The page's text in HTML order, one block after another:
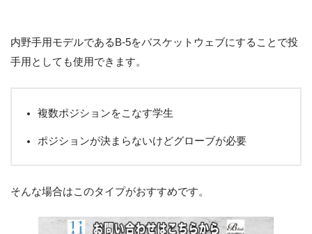
内野手用モデルであるB-5をバスケットウェブにすることで投
手用としても使用できます。
複数ポジションをこなす学生
ポジションが決まらないけどグローブが必要
そんな場合はこのタイプがおすすめです。